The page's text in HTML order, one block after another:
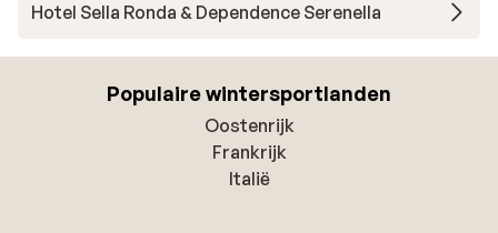
Hotel Sella Ronda & Dependence Serenella
Populaire wintersportlanden
Oostenrijk
Frankrijk
Italië